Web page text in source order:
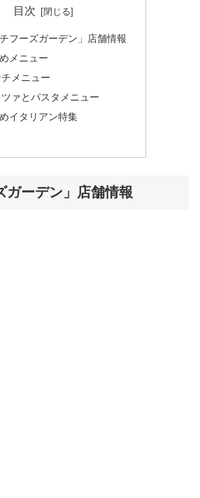
目次
チフーズガーデン」店舗情報
メニュー
メニュー
ツァとパスタメニュー
イタリアン特集
ガーデン」店舗情報